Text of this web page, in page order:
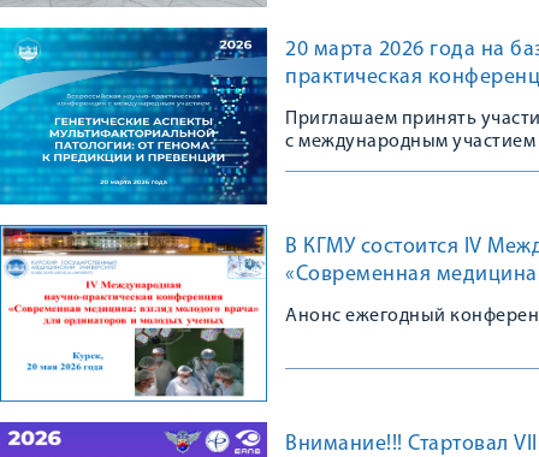
20 марта 2026 года на
практическая
Приглашаем принять
с международным участием
В КГМУ состоится IV
«Современная
Анонс ежегодный
Внимание!!! Стартовал